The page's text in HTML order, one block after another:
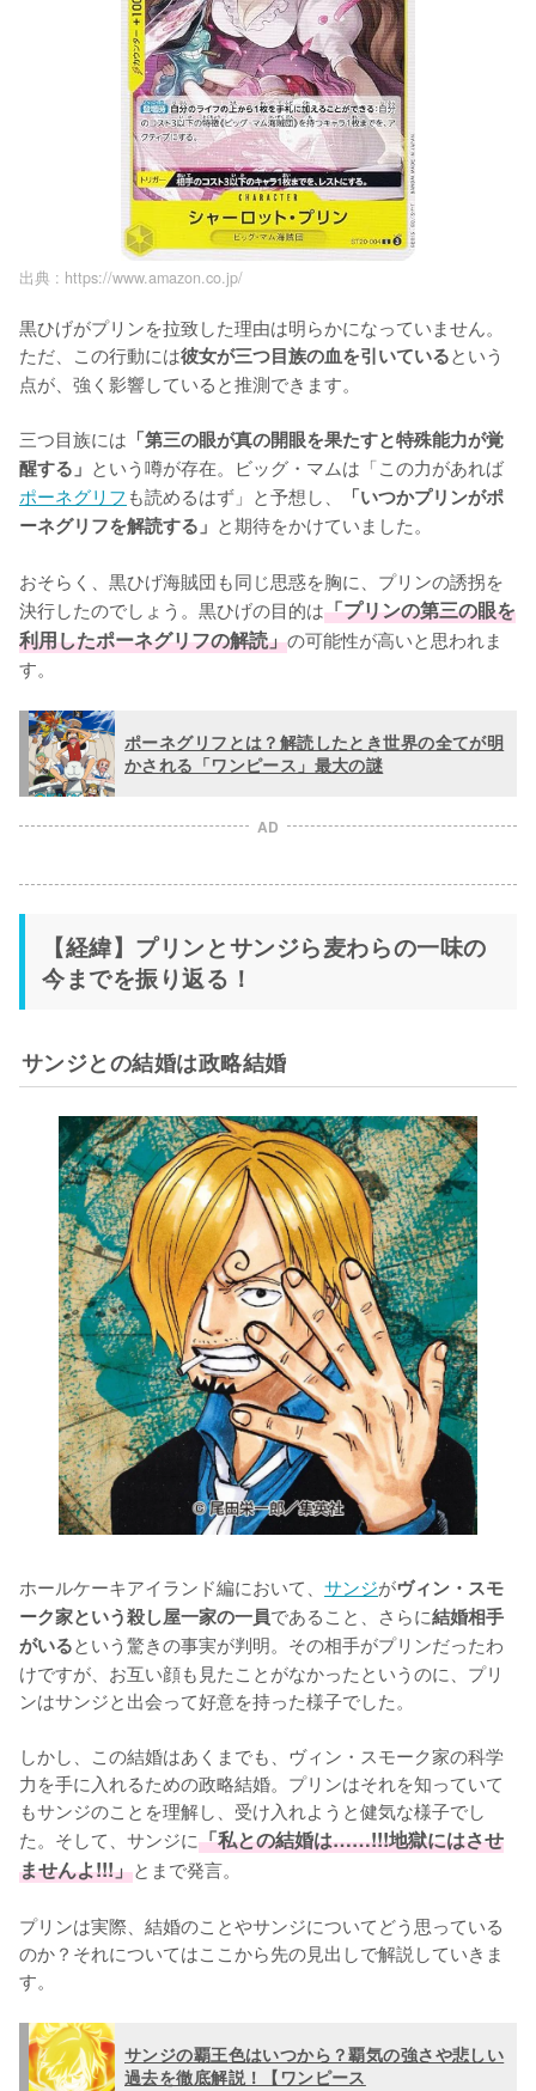
出典 : https://www.amazon.co.jp/
黒ひげがプリンを拉致した理由は明らかになっていません。
ただ、この行動には彼女が三つ目族の血を引いているという
点が、強く影響していると推測できます。
三つ目族には 「第三の眼が真の開眼を果たすと特殊能力が覚
醒する」 という噂が存在。ビッグ・マムは「この力があれば
ポーネグリフ も読めるはず」と予想し、
「いつかプリンがポ
ーネグリフを解読する」 と期待をかけていました。
おそらく、黒ひげ海賊団も同じ思惑を胸に、プリンの誘拐を
決行したのでしょう。黒ひげの目的は「プリンの第三の眼を
利用したポーネグリフの解読」の可能性が高いと思われま
す。
ポーネグリフとは？解読したとき世界の全てが明
かされる「ワンピース」最大の謎
AD
【経緯】プリンとサンジら麦わらの一味の
今までを振り返る！
サンジとの結婚は政略結婚
ホールケーキアイランド編において、 サンジがヴィン・スモ
ーク家という殺し屋一家の一員であること、さらに結婚相手
がいるという驚きの事実が判明。その相手がプリンだったわ
けですが、お互い顔も見たことがなかったというのに、プリ
ンはサンジと出会って好意を持った様子でした。
しかし、この結婚はあくまでも、ヴィン・スモーク家の科学
力を手に入れるための政略結婚。プリンはそれを知っていて
もサンジのことを理解し、受け入れようと健気な様子でし
た。そして、サンジに「私との結婚は……!!!地獄にはさせ
ませんよ!!!」とまで発言。
プリンは実際、結婚のことやサンジについてどう思っている
のか？それについてはここから先の見出しで解説していきま
す。
サンジの覇王色はいつから？覇気の強さや悲しい
過去を徹底解説！【ワンピース